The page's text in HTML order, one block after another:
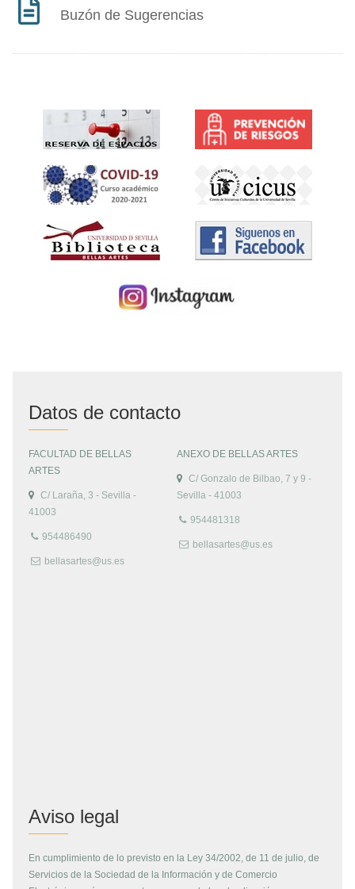
Buzón de Sugerencias
Datos de contacto
FACULTAD DE BELLAS
ARTES
C/ Laraña, 3 - Sevilla -
41003
954486490
bellasartes@us.es
ANEXO DE BELLAS ARTES
C/ Gonzalo de Bilbao, 7 y 9 -
Sevilla - 41003
954481318
bellasartes@us.es
Aviso legal
En cumplimiento de lo previsto en la Ley 34/2002, de 11 de julio, de
Servicios de la Sociedad de la Información y de Comercio